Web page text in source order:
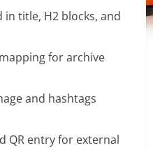
title, H2 blocks, and
for archive
and hashtags
QR entry for external